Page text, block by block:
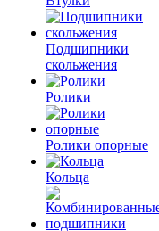
Подшипники
скольжения
Ролики
Ролики опорные
Кольца